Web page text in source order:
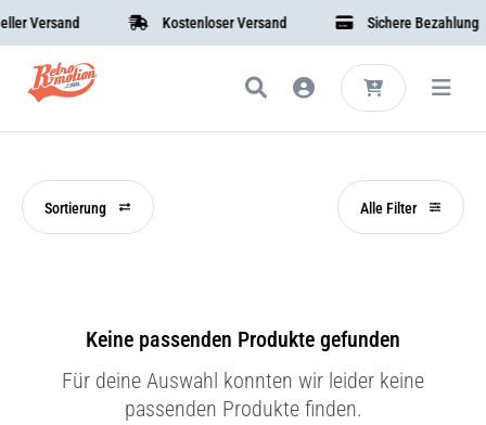
Versand Kostenloser Versand Sichere Bezahlung
Sortierung Alle Filter
Keine passenden Produkte gefunden
Für deine Auswahl konnten wir leider keine
passenden Produkte finden.